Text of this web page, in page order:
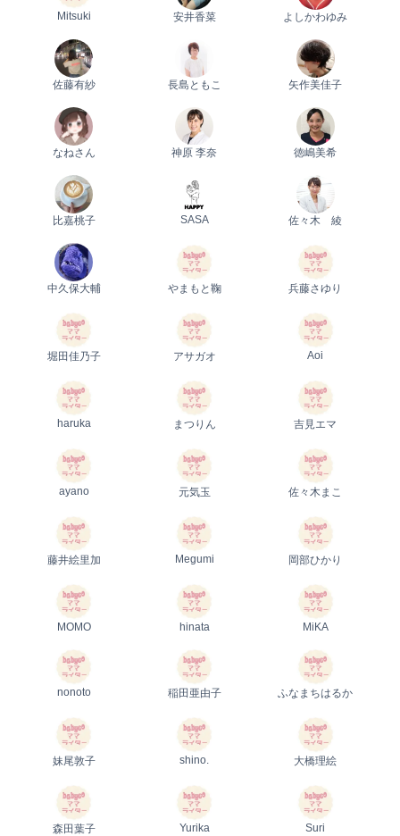
Mitsuki 安井香菜 よしかわゆみ
佐藤有紗 長島ともこ 矢作美佳子
なねさん 神原 李奈 徳嶋美希
比嘉桃子 SASA 佐々木 綾
中久保大輔 やまもと鞠 兵藤さゆり
堀田佳乃子 アサガオ Aoi
haruka まつりん 吉見エマ
ayano 元気玉 佐々木まこ
藤井絵里加 Megumi 岡部ひかり
MOMO hinata MiKA
nonoto 稲田亜由子 ふなまちはるか
妹尾敦子 shino. 大橋理絵
森田葉子 Yurika Suri